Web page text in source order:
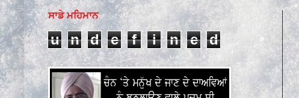
ਸਾਡੇ ਮਹਿਮਾਨ
u n d e f i n e d